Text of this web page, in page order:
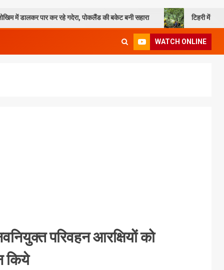
कर रहे गदेरा, पोकलैंड की बकेट बनी सहारा टिहरी में दर्दनाक हादसा: 250
WATCH ONLINE
परिवहन आरक्षियों को
किये